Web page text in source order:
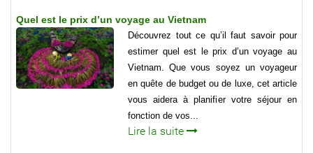
Quel est le prix d’un voyage au Vietnam
Découvrez tout ce qu’il faut savoir pour
estimer quel est le prix d’un voyage au
Vietnam. Que vous soyez un voyageur
en quête de budget ou de luxe, cet article
vous aidera à planifier votre séjour en
fonction de vos...
Lire la suite